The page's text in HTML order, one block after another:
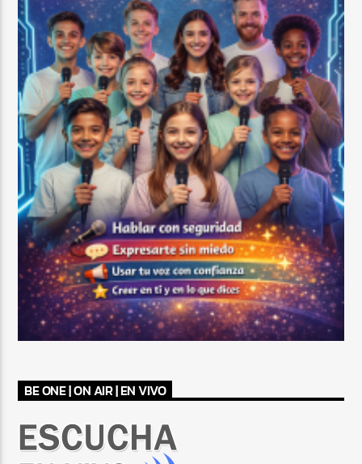
BE ONE | ON AIR | EN VIVO